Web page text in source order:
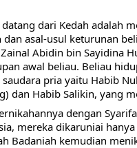
dari Kedah adalah
dan asal-usul keturunan
Abidin bin Sayidina
awal beliau. Beliau
pria yaitu Habib
dan Habib Salikin, yang
dengan
mereka dikaruniai
Badaniah kemudian